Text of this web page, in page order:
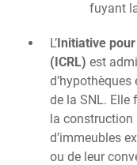
fuyant
L’Initiative
(ICRL) est
de la SNL.
la construction
d’immeubles
ou de leur